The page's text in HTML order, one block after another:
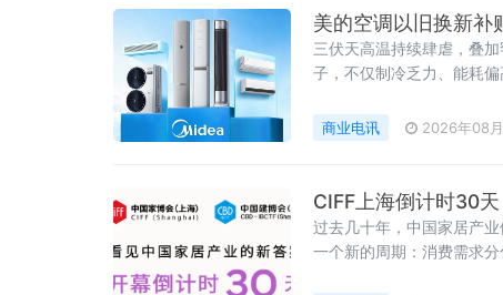
美的空调以旧换新补
三伏天高温持续肆虐，叠
子，不仅制冷乏力、能耗
商业电讯 2026年08
CIFF上海倒计时30
过去几十年，中国家居产
一个新的周期：消费需求